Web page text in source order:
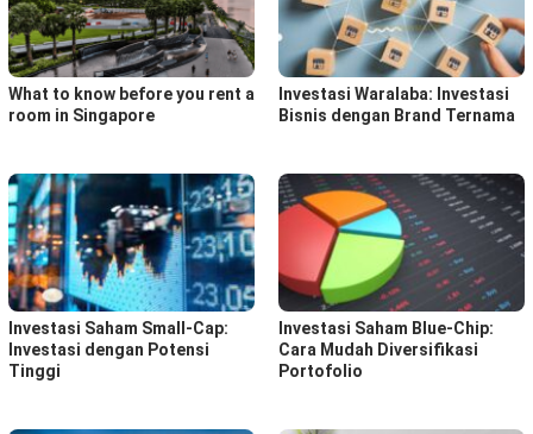
What to know before you rent a
room in Singapore
Investasi Waralaba: Investasi
Bisnis dengan Brand Ternama
Investasi Saham Small-Cap:
Investasi dengan Potensi
Tinggi
Investasi Saham Blue-Chip:
Cara Mudah Diversifikasi
Portofolio